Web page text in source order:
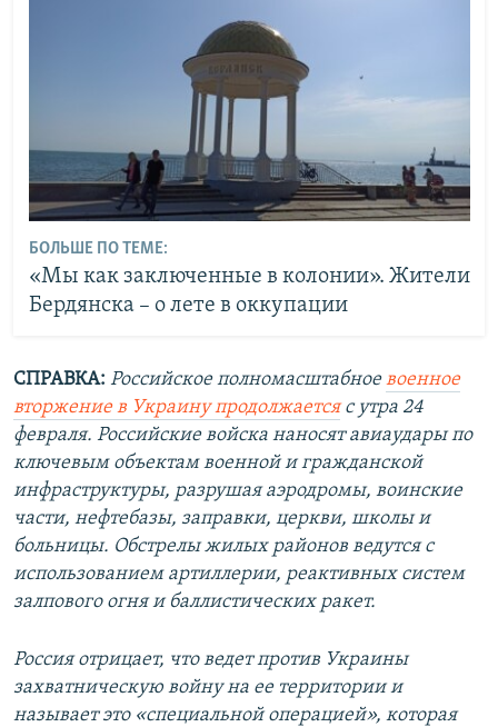
БОЛЬШЕ ПО ТЕМЕ:
«Мы как заключенные в колонии». Жители
Бердянска – о лете в оккупации
СПРАВКА: Российское полномасштабноевоенное
вторжение в Украину продолжаетсяс утра 24
февраля. Российские войска наносят авиаудары по
ключевым объектам военной и гражданской
инфраструктуры, разрушая аэродромы, воинские
части, нефтебазы, заправки, церкви, школы и
больницы. Обстрелы жилых районов ведутся с
использованием артиллерии, реактивных систем
залпового огня и баллистических ракет.
Россия отрицает, что ведет против Украины
захватническую войну на ее территории и
называет это «специальной операцией», которая